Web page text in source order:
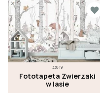
33049
Fototapeta Zwierzaki
w lasie